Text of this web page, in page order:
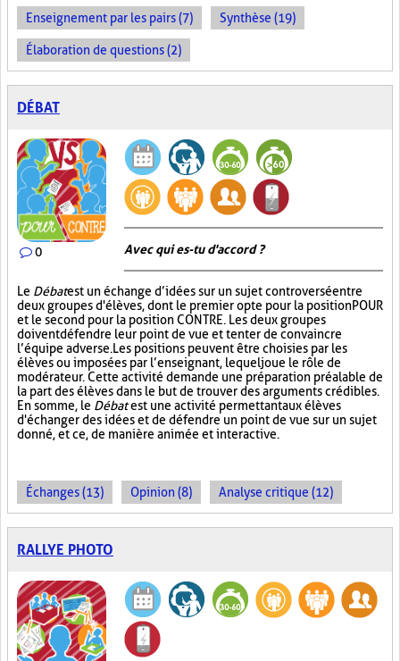
Enseignement par les pairs (7) Synthèse (19)
Élaboration de questions (2)
DÉBAT
0 Avec qui es-tu d'accord ?
Le Débatest un échange d’idées sur un sujet controversé entre
deux groupes d'élèves, dont le premier opte pour la position POUR
et le second pour la position CONTRE. Les deux groupes
doivent défendre leur point de vue et tenter de convaincre
l’équipe adverse. Les positions peuvent être choisies par les
élèves ou imposées par l’enseignant, lequel joue le rôle de
modérateur. Cette activité demande une préparation préalable de
la part des élèves dans le but de trouver des arguments crédibles.
En somme, le Débatest une activité permettant aux élèves
d'échanger des idées et de défendre un point de vue sur un sujet
donné, et ce, de manière animée et interactive.
Échanges (13) Opinion (8) Analyse critique (12)
RALLYE PHOTO